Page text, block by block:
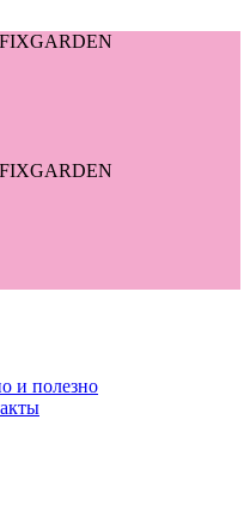
FIXGARDEN
FIXGARDEN
и полезно